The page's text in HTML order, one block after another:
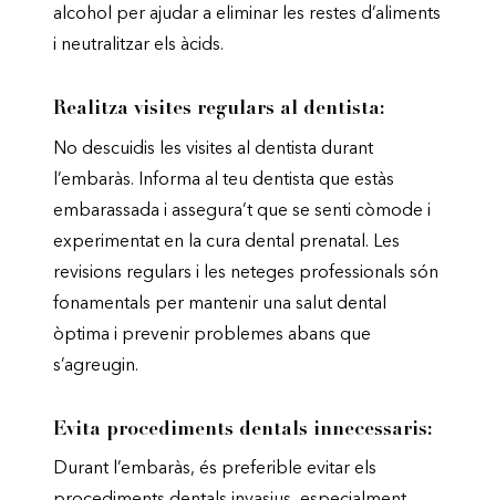
alcohol per ajudar a eliminar les restes d’aliments
i neutralitzar els àcids.
Realitza visites regulars al dentista:
No descuidis les visites al dentista durant
l’embaràs. Informa al teu dentista que estàs
embarassada i assegura’t que se senti còmode i
experimentat en la cura dental prenatal. Les
revisions regulars i les neteges professionals són
fonamentals per mantenir una salut dental
òptima i prevenir problemes abans que
s’agreugin.
Evita procediments dentals innecessaris:
Durant l’embaràs, és preferible evitar els